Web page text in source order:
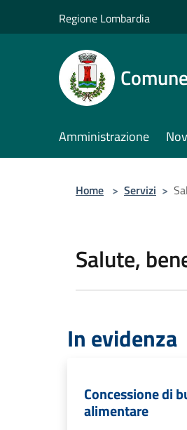
Regione Lombardia
Amministrazione
Home > Servizi >
Salute,
In evidenza
Concessione di
alimentare